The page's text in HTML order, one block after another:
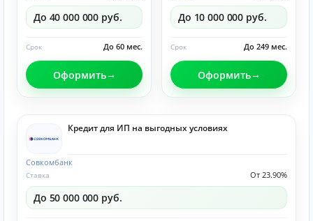
До 40 000 000 руб.
До 60 мес.
Срок
Оформить
До 10 000 000 руб.
До 249 мес.
Срок
Оформить
Кредит для ИП на выгодных условиях
Совкомбанк
От 23.90%
Ставка
До 50 000 000 руб.